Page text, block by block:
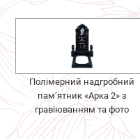
Полімерний надгробний
пам’ятник «Арка 2» з
гравіюванням та фото